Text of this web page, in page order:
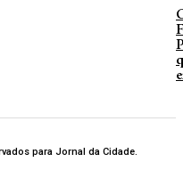
para Jornal da Cidade.